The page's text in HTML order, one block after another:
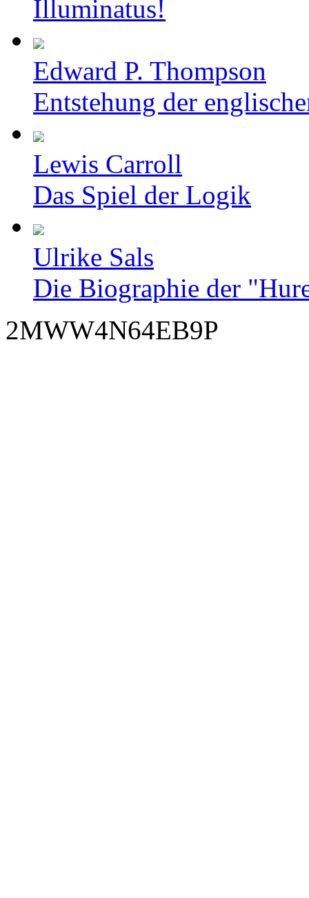
Illuminatus!
Edward P. Thompson
Entstehung der
Lewis Carroll
Das Spiel der Logik
Ulrike Sals
Die Biographie der
2MWW4N64EB9P